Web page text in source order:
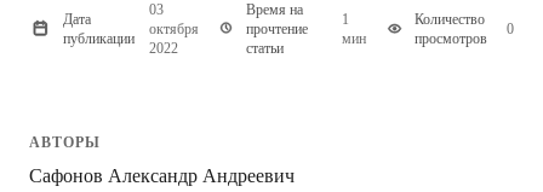
Дата
публикации
03
октября
2022
Время на
прочтение
статьи
1
мин
Количество
просмотров
0
АВТОРЫ
Сафонов Александр Андреевич